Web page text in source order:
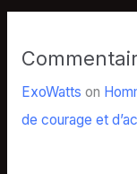
ExoWatts on
de courage et